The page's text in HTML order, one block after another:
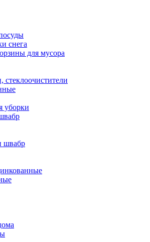
снега
для мусора
уборки
швабр